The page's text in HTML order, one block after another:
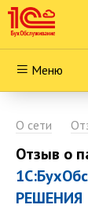
Меню
О сети
Отзыв о
РЕШЕНИЯ